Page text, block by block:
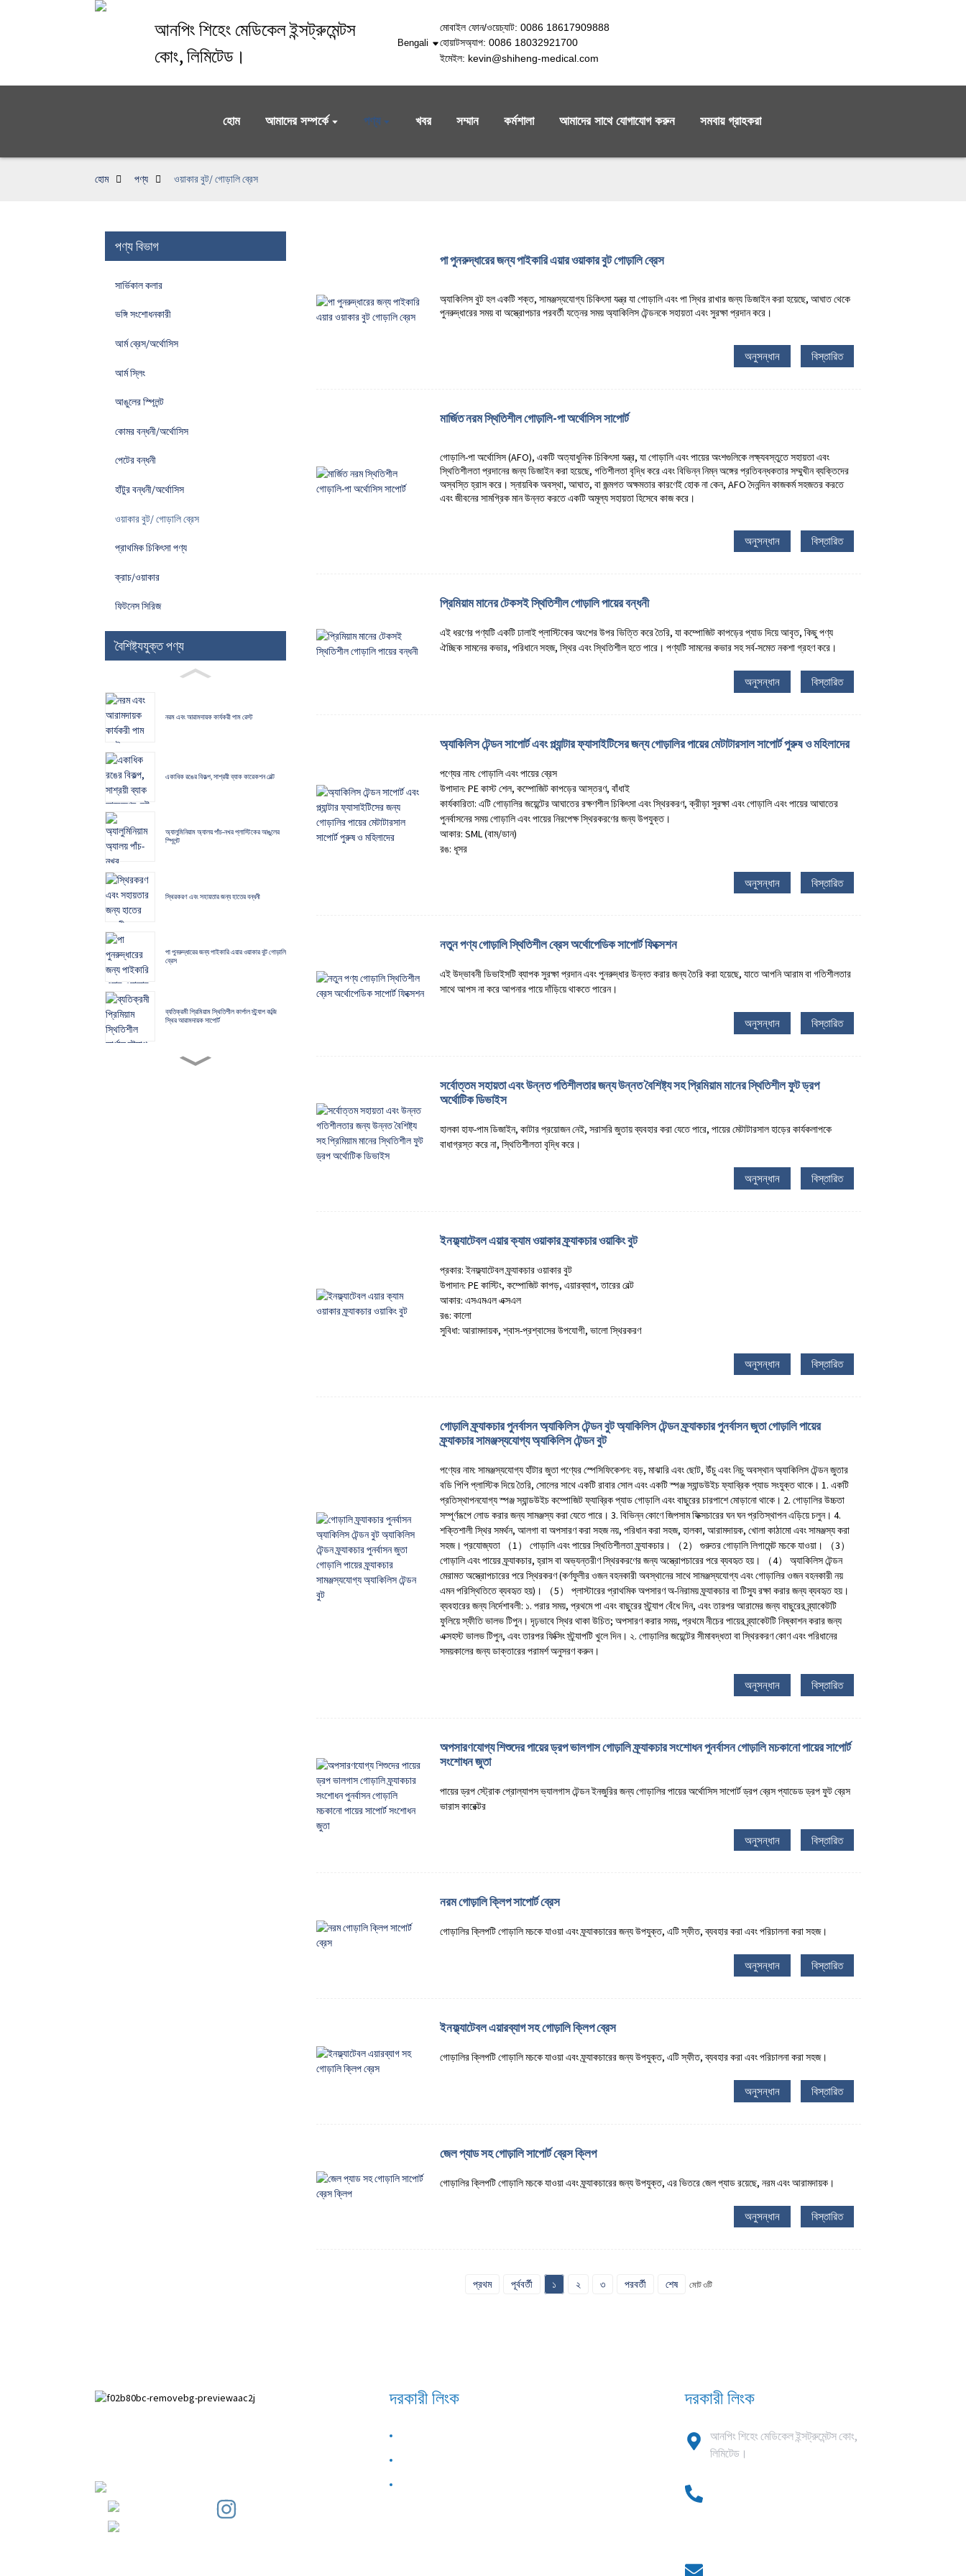
আনপিং শিহেং মেডিকেল ইন্সট্রুমেন্টস
কোং, লিমিটেড।
Bengali
মোবাইল ফোন/ওয়েচ্যাট: 0086 18617909888
হোয়াটসঅ্যাপ: 0086 18032921700
ইমেইল: kevin@shiheng-medical.com
হোম আমাদের সম্পর্কে পণ্য খবর সম্মান কর্মশালা আমাদের সাথে যোগাযোগ করুন সমবায় গ্রাহকরা
হোম পণ্য ওয়াকার বুট/ গোড়ালি ব্রেস
পণ্য বিভাগ
সার্ভিকাল কলার
ভঙ্গি সংশোধনকারী
আর্ম ব্রেস/অর্থোসিস
আর্ম স্লিং
আঙুলের স্প্লিন্ট
কোমর বন্ধনী/অর্থোসিস
পেটের বন্ধনী
হাঁটুর বন্ধনী/অর্থোসিস
ওয়াকার বুট/ গোড়ালি ব্রেস
প্রাথমিক চিকিৎসা পণ্য
ক্রাচ/ওয়াকার
ফিটনেস সিরিজ
বৈশিষ্ট্যযুক্ত পণ্য
নরম এবং আরামদায়ক কার্যকরী পাম রেস্ট
একাধিক রঙের বিকল্প, সাশ্রয়ী ব্যাক কারেকশন বেল্ট
অ্যালুমিনিয়াম অ্যালয় পাঁচ-নখর প্লাস্টিকের আঙুলের
স্প্লিন্ট
স্থিরকরণ এবং সহায়তার জন্য হাতের বন্ধনী
পা পুনরুদ্ধারের জন্য পাইকারি এয়ার ওয়াকার বুট গোড়ালি
ব্রেস
ব্যতিক্রমী প্রিমিয়াম স্থিতিশীল কার্পাল স্ট্র্যাপ কব্জি
স্থির আরামদায়ক সাপোর্ট
বাড়ি থেকে কাজ করার সময় ঘাড়কে সামনের দিকে ঝুঁকে
পা পুনরুদ্ধারের জন্য পাইকারি এয়ার ওয়াকার বুট গোড়ালি ব্রেস
অ্যাকিলিস বুট হল একটি শক্ত, সামঞ্জস্যযোগ্য চিকিৎসা যন্ত্র যা গোড়ালি এবং পা স্থির রাখার জন্য ডিজাইন করা হয়েছে, আঘাত থেকে
পুনরুদ্ধারের সময় বা অস্ত্রোপচার পরবর্তী যত্নের সময় অ্যাকিলিস টেন্ডনকে সহায়তা এবং সুরক্ষা প্রদান করে।
অনুসন্ধান বিস্তারিত
মার্জিত নরম স্থিতিশীল গোড়ালি-পা অর্থোসিস সাপোর্ট
গোড়ালি-পা অর্থোসিস (AFO), একটি অত্যাধুনিক চিকিৎসা যন্ত্র, যা গোড়ালি এবং পায়ের অংশগুলিকে লক্ষ্যবস্তুতে সহায়তা এবং
স্থিতিশীলতা প্রদানের জন্য ডিজাইন করা হয়েছে, গতিশীলতা বৃদ্ধি করে এবং বিভিন্ন নিম্ন অঙ্গের প্রতিবন্ধকতার সম্মুখীন ব্যক্তিদের
অস্বস্তি হ্রাস করে। স্নায়বিক অবস্থা, আঘাত, বা জন্মগত অক্ষমতার কারণেই হোক না কেন, AFO দৈনন্দিন কাজকর্ম সহজতর করতে
এবং জীবনের সামগ্রিক মান উন্নত করতে একটি অমূল্য সহায়তা হিসেবে কাজ করে।
অনুসন্ধান বিস্তারিত
প্রিমিয়াম মানের টেকসই স্থিতিশীল গোড়ালি পায়ের বন্ধনী
এই ধরণের পণ্যটি একটি ঢালাই প্লাস্টিকের অংশের উপর ভিত্তি করে তৈরি, যা কম্পোজিট কাপড়ের প্যাড দিয়ে আবৃত, কিছু পণ্য
ঐচ্ছিক সামনের কভার, পরিধানে সহজ, স্থির এবং স্থিতিশীল হতে পারে। পণ্যটি সামনের কভার সহ সর্ব-সমেত নকশা গ্রহণ করে।
অনুসন্ধান বিস্তারিত
অ্যাকিলিস টেন্ডন সাপোর্ট এবং প্ল্যান্টার ফ্যাসাইটিসের জন্য গোড়ালির পায়ের মেটাটারসাল সাপোর্ট পুরুষ ও মহিলাদের
পণ্যের নাম: গোড়ালি এবং পায়ের ব্রেস
উপাদান: PE কাস্ট শেল, কম্পোজিট কাপড়ের আস্তরণ, বাঁধাই
কার্যকারিতা: এটি গোড়ালির জয়েন্টের আঘাতের রক্ষণশীল চিকিৎসা এবং স্থিরকরণ, ক্রীড়া সুরক্ষা এবং গোড়ালি এবং পায়ের আঘাতের
পুনর্বাসনের সময় গোড়ালি এবং পায়ের নিরপেক্ষ স্থিরকরণের জন্য উপযুক্ত।
আকার: SML (বাম/ডান)
রঙ: ধূসর
অনুসন্ধান বিস্তারিত
নতুন পণ্য গোড়ালি স্থিতিশীল ব্রেস অর্থোপেডিক সাপোর্ট ফিক্সেশন
এই উদ্ভাবনী ডিভাইসটি ব্যাপক সুরক্ষা প্রদান এবং পুনরুদ্ধার উন্নত করার জন্য তৈরি করা হয়েছে, যাতে আপনি আরাম বা গতিশীলতার
সাথে আপস না করে আপনার পায়ে দাঁড়িয়ে থাকতে পারেন।
অনুসন্ধান বিস্তারিত
সর্বোত্তম সহায়তা এবং উন্নত গতিশীলতার জন্য উন্নত বৈশিষ্ট্য সহ প্রিমিয়াম মানের স্থিতিশীল ফুট ড্রপ
অর্থোটিক ডিভাইস
হালকা হাফ-পাম ডিজাইন, কাটার প্রয়োজন নেই, সরাসরি জুতায় ব্যবহার করা যেতে পারে, পায়ের মেটাটারসাল হাড়ের কার্যকলাপকে
বাধাগ্রস্ত করে না, স্থিতিশীলতা বৃদ্ধি করে।
অনুসন্ধান বিস্তারিত
ইনফ্ল্যাটেবল এয়ার ক্যাম ওয়াকার ফ্র্যাকচার ওয়াকিং বুট
প্রকার: ইনফ্ল্যাটেবল ফ্র্যাকচার ওয়াকার বুট
উপাদান: PE কাস্টিং, কম্পোজিট কাপড়, এয়ারব্যাগ, তারের বেল্ট
আকার: এসএমএল এক্সএল
রঙ: কালো
সুবিধা: আরামদায়ক, শ্বাস-প্রশ্বাসের উপযোগী, ভালো স্থিরকরণ
অনুসন্ধান বিস্তারিত
গোড়ালি ফ্র্যাকচার পুনর্বাসন অ্যাকিলিস টেন্ডন বুট অ্যাকিলিস টেন্ডন ফ্র্যাকচার পুনর্বাসন জুতা গোড়ালি পায়ের
ফ্র্যাকচার সামঞ্জস্যযোগ্য অ্যাকিলিস টেন্ডন বুট
পণ্যের নাম: সামঞ্জস্যযোগ্য হাঁটার জুতা পণ্যের স্পেসিফিকেশন: বড়, মাঝারি এবং ছোট, উঁচু এবং নিচু অবস্থান অ্যাকিলিস টেন্ডন জুতার
বডি পিপি প্লাস্টিক দিয়ে তৈরি, সোলের সাথে একটি রাবার সোল এবং একটি স্পঞ্জ স্যান্ডউইচ ফ্যাব্রিক প্যাড সংযুক্ত থাকে। 1. একটি
প্রতিস্থাপনযোগ্য স্পঞ্জ স্যান্ডউইচ কম্পোজিট ফ্যাব্রিক প্যাড গোড়ালি এবং বাছুরের চারপাশে মোড়ানো থাকে। 2. গোড়ালির উচ্চতা
সম্পূর্ণরূপে লোড করার জন্য সামঞ্জস্য করা যেতে পারে। 3. বিভিন্ন কোণে জিপসাম ফিক্সচারের ঘন ঘন প্রতিস্থাপন এড়িয়ে চলুন। 4.
শক্তিশালী স্থির সমর্থন, আলগা বা অপসারণ করা সহজ নয়, পরিধান করা সহজ, হালকা, আরামদায়ক, খোলা কাঠামো এবং সামঞ্জস্য করা
সহজ। প্রযোজ্যতা （1） গোড়ালি এবং পায়ের স্থিতিশীলতা ফ্র্যাকচার। （2） গুরুতর গোড়ালি লিগামেন্ট মচকে যাওয়া। （3）
গোড়ালি এবং পায়ের ফ্র্যাকচার, হ্রাস বা অভ্যন্তরীণ স্থিরকরণের জন্য অস্ত্রোপচারের পরে ব্যবহৃত হয়। （4） অ্যাকিলিস টেন্ডন
মেরামত অস্ত্রোপচারের পরে স্থিরকরণ (কর্ণফুলীর ওজন বহনকারী অবস্থানের সাথে সামঞ্জস্যযোগ্য এবং গোড়ালির ওজন বহনকারী নয়
এমন পরিস্থিতিতে ব্যবহৃত হয়)। （5） প্লাস্টারের প্রাথমিক অপসারণ অ-নিরাময় ফ্র্যাকচার বা টিস্যু রক্ষা করার জন্য ব্যবহৃত হয়।
ব্যবহারের জন্য নির্দেশাবলী: ১. পরার সময়, প্রথমে পা এবং বাছুরের স্ট্র্যাপ বেঁধে দিন, এবং তারপর আরামের জন্য বাছুরের ব্র্যাকেটটি
ফুলিয়ে স্ফীতি ভালভ টিপুন। দৃঢ়ভাবে স্থির থাকা উচিত; অপসারণ করার সময়, প্রথমে নীচের পায়ের ব্র্যাকেটটি নিষ্কাশন করার জন্য
এক্সহস্ট ভালভ টিপুন, এবং তারপর ফিক্সিং স্ট্র্যাপটি খুলে দিন। ২. গোড়ালির জয়েন্টের সীমাবদ্ধতা বা স্থিরকরণ কোণ এবং পরিধানের
সময়কালের জন্য ডাক্তারের পরামর্শ অনুসরণ করুন।
অনুসন্ধান বিস্তারিত
অপসারণযোগ্য শিশুদের পায়ের ড্রপ ভালগাস গোড়ালি ফ্র্যাকচার সংশোধন পুনর্বাসন গোড়ালি মচকানো পায়ের সাপোর্ট
সংশোধন জুতা
পায়ের ড্রপ স্ট্রোক প্রোল্যাপস ভ্যালগাস টেন্ডন ইনজুরির জন্য গোড়ালির পায়ের অর্থোসিস সাপোর্ট ড্রপ ব্রেস প্যাডেড ড্রপ ফুট ব্রেস
ভারাস কারেক্টর
অনুসন্ধান বিস্তারিত
নরম গোড়ালি ক্লিপ সাপোর্ট ব্রেস
গোড়ালির ক্লিপটি গোড়ালি মচকে যাওয়া এবং ফ্র্যাকচারের জন্য উপযুক্ত, এটি স্ফীত, ব্যবহার করা এবং পরিচালনা করা সহজ।
অনুসন্ধান বিস্তারিত
ইনফ্ল্যাটেবল এয়ারব্যাগ সহ গোড়ালি ক্লিপ ব্রেস
গোড়ালির ক্লিপটি গোড়ালি মচকে যাওয়া এবং ফ্র্যাকচারের জন্য উপযুক্ত, এটি স্ফীত, ব্যবহার করা এবং পরিচালনা করা সহজ।
অনুসন্ধান বিস্তারিত
জেল প্যাড সহ গোড়ালি সাপোর্ট ব্রেস ক্লিপ
গোড়ালির ক্লিপটি গোড়ালি মচকে যাওয়া এবং ফ্র্যাকচারের জন্য উপযুক্ত, এর ভিতরে জেল প্যাড রয়েছে, নরম এবং আরামদায়ক।
অনুসন্ধান বিস্তারিত
প্রথম পূর্ববর্তী ১ ২ ৩ পরবর্তী শেষ মোট ৩টি
দরকারী লিংক দরকারী লিংক
আনপিং শিহেং মেডিকেল ইন্সট্রুমেন্টস কোং,
লিমিটেড।